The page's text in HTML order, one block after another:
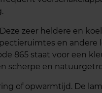
zeer heldere en
en andere
865 staat voor een
scherpe en
of opwarmtijd. De